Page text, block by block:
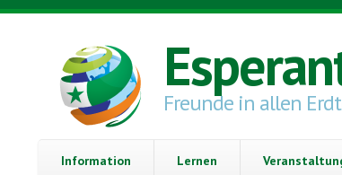
Direkt zum Inhalt
Freunde in allen
Information Lernen